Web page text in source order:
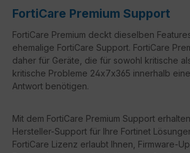
FortiCare Premium Support
FortiCare Premium deckt dieselben
ehemalige FortiCare Support. FortiCare
daher für Geräte, die für sowohl kritische
kritische Probleme 24x7x365 innerhalb
Antwort benötigen.
Mit dem FortiCare Premium Support
Hersteller-Support für Ihre Fortinet
FortiCare Lizenz erlaubt Ihnen, Firmware-